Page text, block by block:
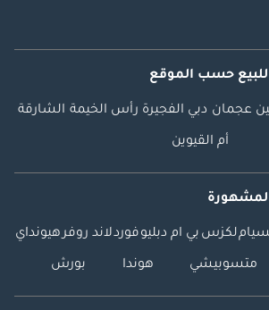
للبيع حسب الموقع
عجمان دبي الفجيرة رأس الخيمة الشارقة
أم القيوين
لكزس بي ام دبليوفوردلاند روفرهيونداي
متسوبيشي هوندا بورش